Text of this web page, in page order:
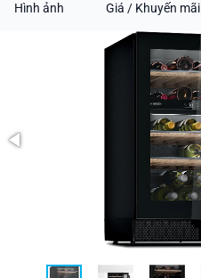
Hình ảnh Giá / Khuyến mãi